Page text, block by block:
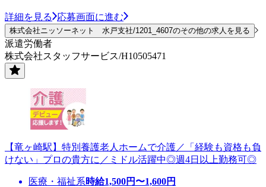
詳細を見る 応募画面に進む
株式会社ニッソーネット 水戸支社/1201_4607のその他の求人を見る
派遣労働者
株式会社スタッフサービス/H10505471
【竜ヶ崎駅】特別養護老人ホームで介護／「経験も資格も負
けない」プロの貴方に／ミドル活躍中◎週4日以上勤務可◎
医療・福祉系時給1,500円〜1,600円